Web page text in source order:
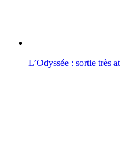
L’Odyssée : sortie très